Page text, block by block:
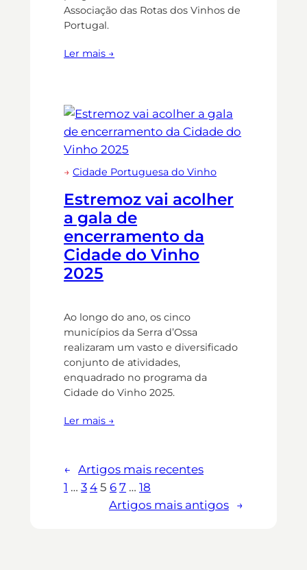
Associação das Rotas dos Vinhos de
Portugal.
Ler mais →
→Cidade Portuguesa do Vinho
Estremoz vai acolher
a gala de
encerramento da
Cidade do Vinho
2025
Ao longo do ano, os cinco
municípios da Serra d’Ossa
realizaram um vasto e diversificado
conjunto de atividades,
enquadrado no programa da
Cidade do Vinho 2025.
Ler mais →
←
Artigos mais recentes
1 … 3 4 5 6 7 … 18
Artigos mais antigos
→